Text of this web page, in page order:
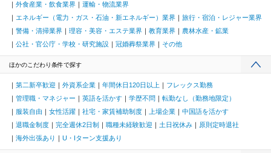
外食産業・飲食業界
運輸・物流業界
エネルギー（電力・ガス・石油・新エネルギー）業界
旅行・宿泊・レジャー業界
警備・清掃業界
理容・美容・エステ業界 教育業界
農林水産・鉱業
公社・官公庁・学校・研究施設
冠婚葬祭業界 その他
ほかのこだわり条件で探す
第二新卒歓迎 外資系企業 年間休日120日以上
フレックス勤務
管理職・マネジャー
英語を活かす 学歴不問
転勤なし（勤務地限定）
服装自由
女性活躍 社宅・家賃補助制度 上場企業
中国語を活かす
退職金制度
完全週休2日制 職種未経験歓迎 土日祝休み
原則定時退社
海外出張あり
U・Iターン支援あり